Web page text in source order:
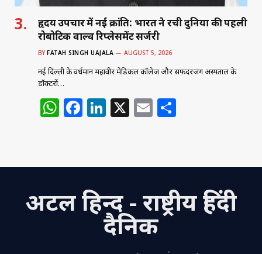
हृदय उपचार में नई क्रांति: भारत ने रची दुनिया की पहली
रोबोटिक वाल्व रिप्लेसमेंट सर्जरी
BY FATAH SINGH UAJALA AUGUST 5, 2026
नई दिल्ली के वर्धमान महावीर मेडिकल कॉलेज और सफदरजंग अस्पताल के
डॉक्टरों…
W
s
p
p
F
e
o
o
Li
e
n
X E
l e
अटल हिन्द - राष्ट्रीय हिंदी
दैनिक